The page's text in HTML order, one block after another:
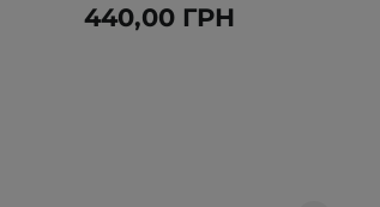
440,00 ГРН